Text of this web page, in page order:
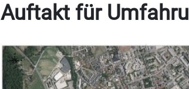
Auftakt für